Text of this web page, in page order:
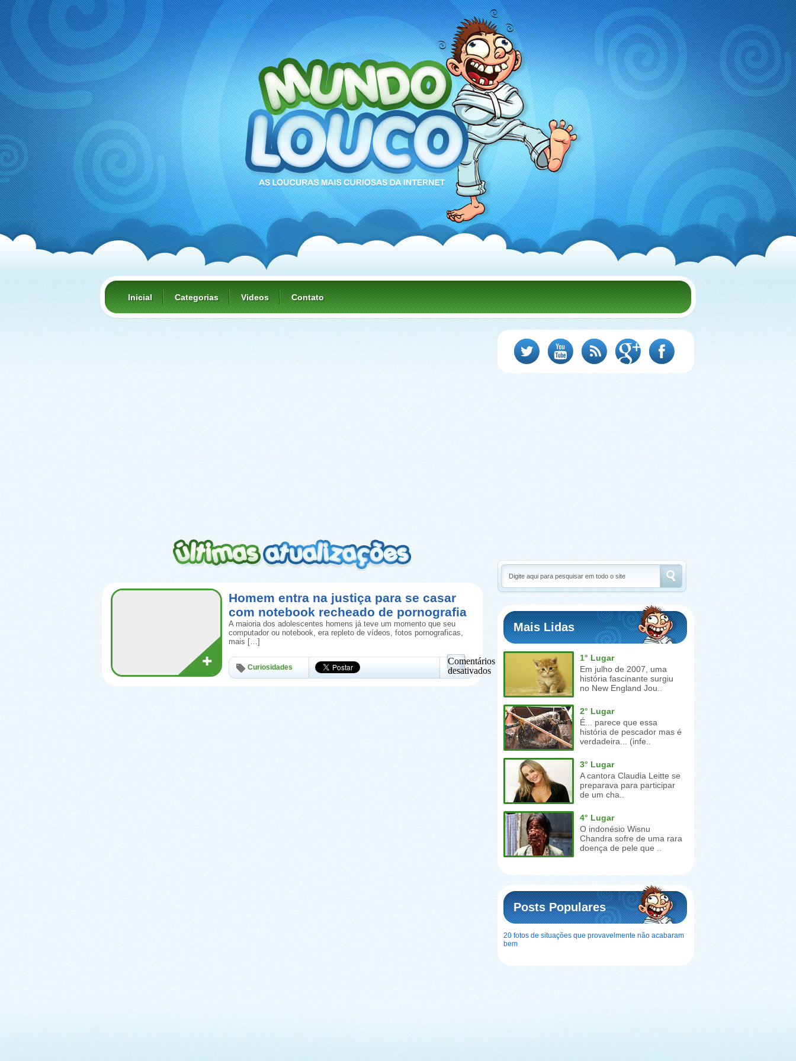
Inicial Categorias Videos Contato
Homem entra na justiça para se casar
com notebook recheado de pornografia
A maioria dos adolescentes homens já teve um momento que seu
computador ou notebook, era repleto de vídeos, fotos pornograficas,
mais […]
Curiosidades
Comentários
desativados
em
Mais Lidas
1° Lugar
Em julho de 2007, uma
história fascinante surgiu
no New England Jou..
2° Lugar
É... parece que essa
história de pescador mas é
verdadeira... (infe..
3° Lugar
A cantora Claudia Leitte se
preparava para participar
de um cha..
4° Lugar
O indonésio Wisnu
Chandra sofre de uma rara
doença de pele que ..
Posts Populares
20 fotos de situações que provavelmente não acabaram
bem